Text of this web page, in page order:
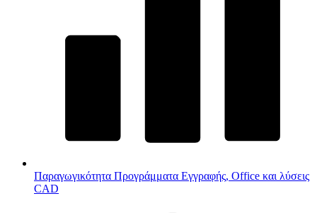
Παραγωγικότητα Προγράμματα Εγγραφής, Office και λύσεις
CAD